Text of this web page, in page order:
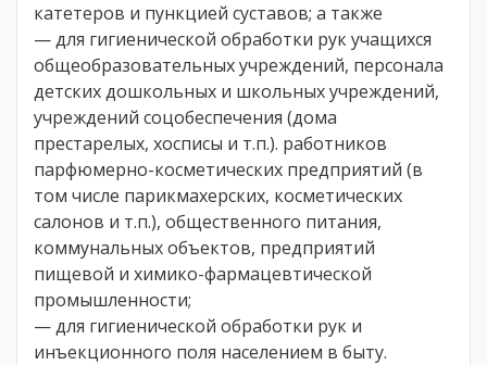
катетеров и пункцией суставов; а также
— для гигиенической обработки рук учащихся
общеобразовательных учреждений, персонала
детских дошкольных и школьных учреждений,
учреждений соцобеспечения (дома
престарелых, хосписы и т.п.). работников
парфюмерно-косметических предприятий (в
том числе парикмахерских, косметических
салонов и т.п.), общественного питания,
коммунальных объектов, предприятий
пищевой и химико-фармацевтической
промышленности;
— для гигиенической обработки рук и
инъекционного поля населением в быту.